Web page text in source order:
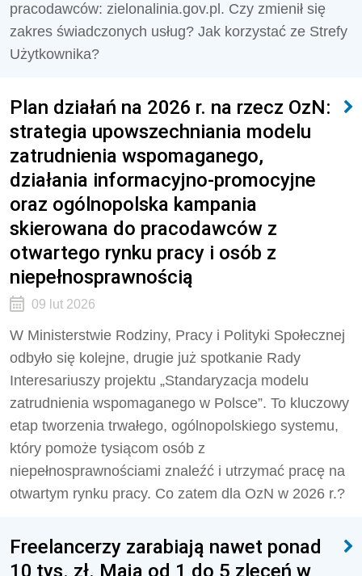
pracodawców: zielonalinia.gov.pl. Czy zmienił się
zakres świadczonych usług? Jak korzystać ze Strefy
Użytkownika?
Plan działań na 2026 r. na rzecz OzN:
strategia upowszechniania modelu
zatrudnienia wspomaganego,
działania informacyjno-promocyjne
oraz ogólnopolska kampania
skierowana do pracodawców z
otwartego rynku pracy i osób z
niepełnosprawnością
09 lut 2026
W Ministerstwie Rodziny, Pracy i Polityki Społecznej
odbyło się kolejne, drugie już spotkanie Rady
Interesariuszy projektu „Standaryzacja modelu
zatrudnienia wspomaganego w Polsce”. To kluczowy
etap tworzenia trwałego, ogólnopolskiego systemu,
który pomoże tysiącom osób z
niepełnosprawnościami znaleźć i utrzymać pracę na
otwartym rynku pracy. Co zatem dla OzN w 2026 r.?
Freelancerzy zarabiają nawet ponad
10 tys. zł. Mają od 1 do 5 zleceń w